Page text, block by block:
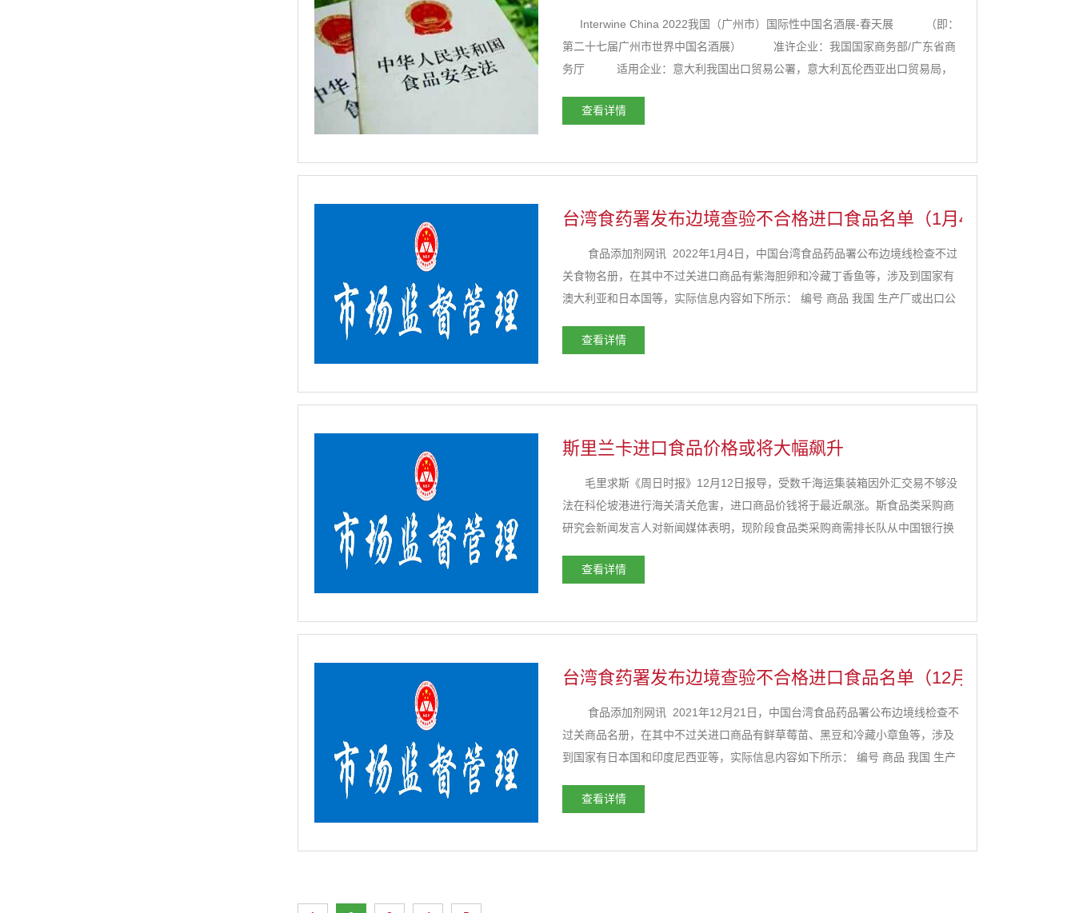
Interwine China 2022我国（广州市）国际性中国名酒展-春天展 （即：
第二十七届广州市世界中国名酒展） 准许企业：我国国家商务部/广东省商
务厅 适用企业：意大利我国出口贸易公署，意大利瓦伦西亚出口贸易局，
查看详情
台湾食药署发布边境查验不合格进口食品名单（1月4日）
食品添加剂网讯 2022年1月4日，中国台湾食品药品署公布边境线检查不过
关食物名册，在其中不过关进口商品有紫海胆卵和冷藏丁香鱼等，涉及到国家有
澳大利亚和日本国等，实际信息内容如下所示： 编号 商品 我国 生产厂或出口公
查看详情
斯里兰卡进口食品价格或将大幅飙升
毛里求斯《周日时报》12月12日报导，受数千海运集装箱因外汇交易不够没
法在科伦坡港进行海关清关危害，进口商品价钱将于最近飙涨。斯食品类采购商
研究会新闻发言人对新闻媒体表明，现阶段食品类采购商需排长队从中国银行换
大量产品。他表明，国庆中秋相关商品需要量大，如现阶段外汇...
查看详情
台湾食药署发布边境查验不合格进口食品名单（12月21日）
食品添加剂网讯 2021年12月21日，中国台湾食品药品署公布边境线检查不
过关商品名册，在其中不过关进口商品有鲜草莓苗、黑豆和冷藏小章鱼等，涉及
到国家有日本国和印度尼西亚等，实际信息内容如下所示： 编号 商品 我国 生产
查看详情